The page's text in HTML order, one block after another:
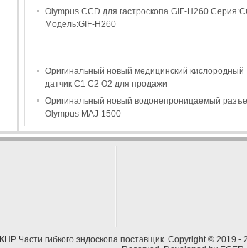
Olympus CCD для гастроскопа GIF-H260
Модель:GIF-H260
Оригинальный новый медицинский кислородный
датчик C1 C2 O2 для продажи
Оригинальный новый водонепроницаемый
Olympus MAJ-1500
КНР Части гибкого эндоскопа поставщик. Copyright © 2019 -